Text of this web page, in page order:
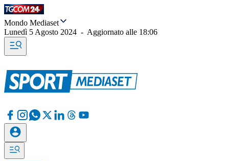
Mondo Mediaset
Lunedì 5 Agosto 2024 - Aggiornato alle 18:06